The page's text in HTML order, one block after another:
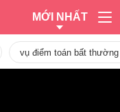
MỚI NHẤT
vụ điểm toán bất